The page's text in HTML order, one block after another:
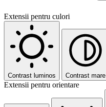
Extensii pentru culori
Contrast luminos Contrast mare
Extensii pentru orientare